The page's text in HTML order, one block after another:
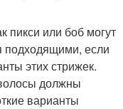
пикси или боб могут
подходящими, если
этих стрижек.
должны
варианты